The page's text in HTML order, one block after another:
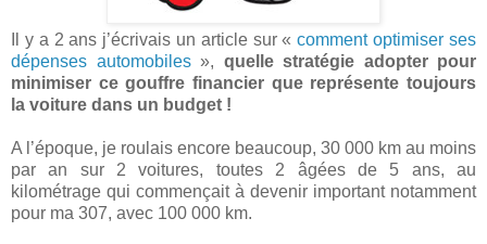
Il y a 2 ans j’écrivais un article sur «comment optimiser ses
dépenses automobiles», quelle stratégie adopter pour
minimiser ce gouffre financier que représente toujours
la voiture dans un budget !
A l’époque, je roulais encore beaucoup, 30 000 km au moins
par an sur 2 voitures, toutes 2 âgées de 5 ans, au
kilométrage qui commençait à devenir important notamment
pour ma 307, avec 100 000 km.